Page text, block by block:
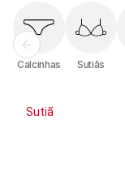
Calcinhas Sutiãs
Sutiã